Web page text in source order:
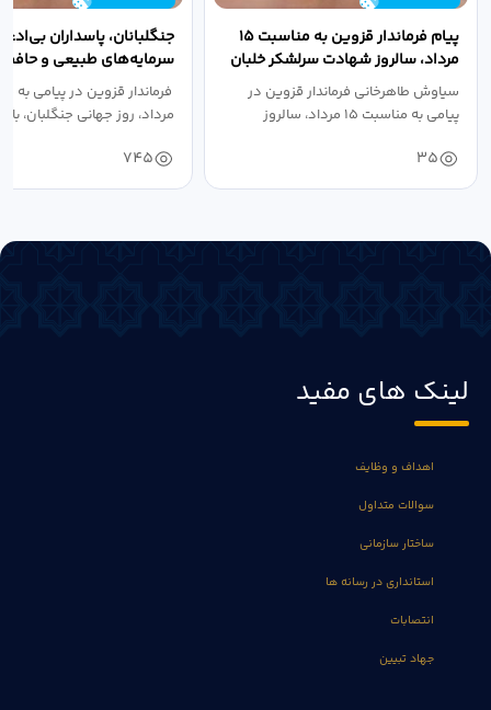
پیام فرماندار قزوین به مناسبت ۱۵
مرداد، سالروز شهادت سرلشکر خلبان
شهید عباس...
سیاوش طاهرخانی فرماندار قزوین در
پیامی به مناسبت ۱۵ مرداد، سالروز
35
جنگلبانان، پاسداران
سرمایه‌های طبیعی و
سرزمین هستند
مرداد، روز جهانی جنگلبان، با...
745
لینک های مفید
اهداف و وظایف
سوالات متداول
ساختار سازمانی
استانداری در رسانه ها
انتصابات
جهاد تبیین